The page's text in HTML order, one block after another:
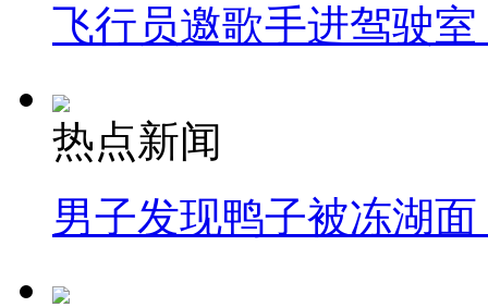
飞行员邀歌手进驾驶
热点新闻
男子发现鸭子被冻湖